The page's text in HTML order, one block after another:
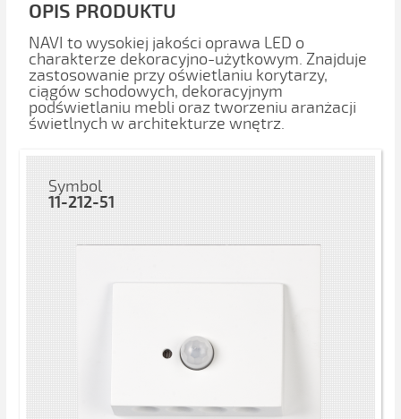
OPIS PRODUKTU
NAVI to wysokiej jakości oprawa LED o
charakterze dekoracyjno-użytkowym. Znajduje
zastosowanie przy oświetlaniu korytarzy,
ciągów schodowych, dekoracyjnym
podświetlaniu mebli oraz tworzeniu aranżacji
świetlnych w architekturze wnętrz.
Symbol
11-212-51